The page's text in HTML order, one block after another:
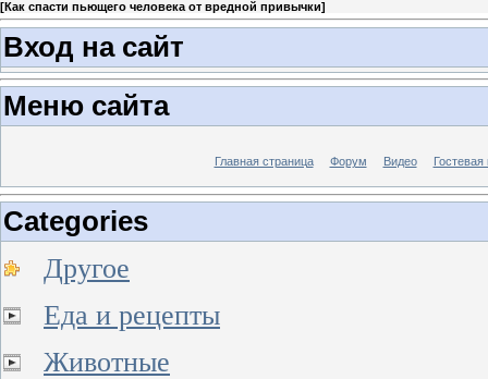
[Как спасти пьющего человека от вредной привычки]
Вход на сайт
Меню сайта
Главная страница Форум Видео Гостевая
Categories
Другое
Еда и рецепты
Животные